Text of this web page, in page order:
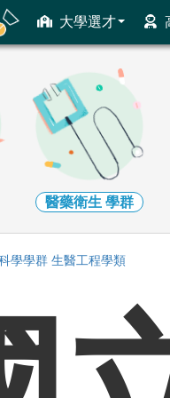
大學選才
育才輔助系統
醫藥衛生 學群
學學群 生醫工程學類